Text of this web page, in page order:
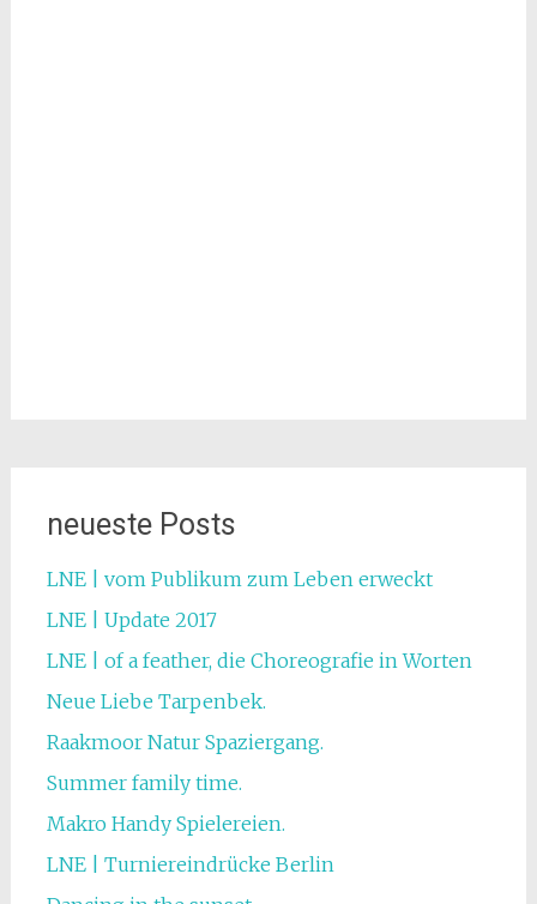
neueste Posts
LNE | vom Publikum zum Leben erweckt
LNE | Update 2017
LNE | of a feather, die Choreografie in Worten
Neue Liebe Tarpenbek.
Raakmoor Natur Spaziergang.
Summer family time.
Makro Handy Spielereien.
LNE | Turniereindrücke Berlin